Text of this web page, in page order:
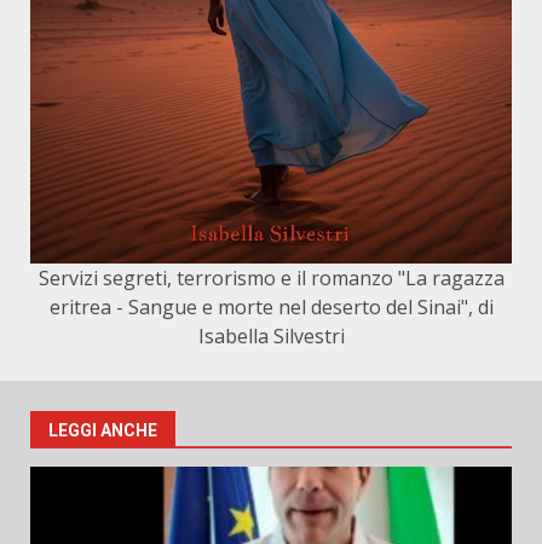
Servizi segreti, terrorismo e il romanzo "La ragazza
eritrea - Sangue e morte nel deserto del Sinai", di
Isabella Silvestri
LEGGI ANCHE